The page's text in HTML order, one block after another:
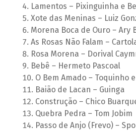
Lamentos – Pixinguinha e
Xote das Meninas – Luiz
Morena Boca de Ouro – Ary
As Rosas Não Falam –
Rosa Morena – Dorival
Bebê – Hermeto Pascoal
O Bem Amado – Toquinho
Baião de Lacan – Guinga
Construção – Chico
Quebra Pedra – Tom Jobim
Passo de Anjo (Frevo) –